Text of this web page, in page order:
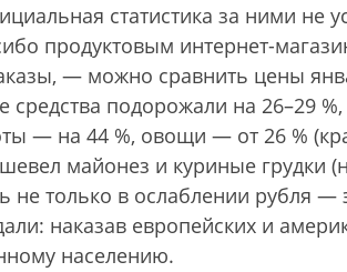
статистика за ними не
продуктовым интернет-
— можно сравнить цены
подорожали на 26–29
— на 44 %, овощи — от 26 %
майонез и куриные грудки
только в ослаблении рубля —
наказав европейских и
населению.